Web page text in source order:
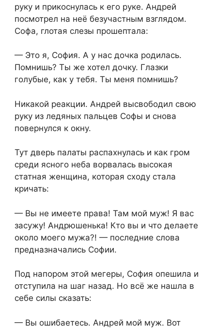
руку и прикоснулась к его руке. Андрей
посмотрел на неё безучастным взглядом.
Софа, глотая слезы прошептала:​
​— Это я, София. А у нас дочка родилась.
Помнишь? Ты же хотел дочку. Глазки
голубые, как у тебя. Ты меня помнишь?​
​Никакой реакции. Андрей высвободил свою
руку из ледяных пальцев Софы и снова
повернулся к окну.​
​Тут дверь палаты распахнулась и как гром
среди ясного неба ворвалась высокая
статная женщина, которая сходу стала
кричать:​
​— Вы не имеете права! Там мой муж! Я вас
засужу! Андрюшенька! Кто вы и что делаете
около моего мужа?! — последние слова
предназначались Софии.​
​Под напором этой мегеры, София опешила и
отступила на шаг назад. Но всё же нашла в
себе силы сказать:​
​— Вы ошибаетесь. Андрей мой муж. Вот